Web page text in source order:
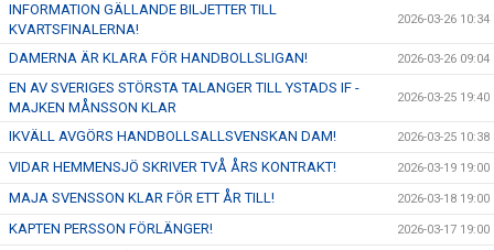
INFORMATION GÄLLANDE BILJETTER TILL
KVARTSFINALERNA!
2026-03-26 10:34
DAMERNA ÄR KLARA FÖR HANDBOLLSLIGAN! 2026-03-26 09:04
EN AV SVERIGES STÖRSTA TALANGER TILL YSTADS IF -
MAJKEN MÅNSSON KLAR
2026-03-25 19:40
IKVÄLL AVGÖRS HANDBOLLSALLSVENSKAN DAM! 2026-03-25 10:38
VIDAR HEMMENSJÖ SKRIVER TVÅ ÅRS KONTRAKT! 2026-03-19 19:00
MAJA SVENSSON KLAR FÖR ETT ÅR TILL! 2026-03-18 19:00
KAPTEN PERSSON FÖRLÄNGER! 2026-03-17 19:00